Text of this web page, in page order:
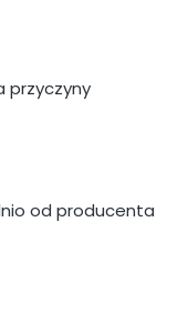
przyczyny
od producenta